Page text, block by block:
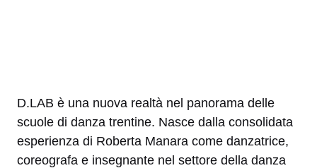
D.LAB è una nuova realtà nel panorama delle
scuole di danza trentine. Nasce dalla consolidata
esperienza di Roberta Manara come danzatrice,
coreografa e insegnante nel settore della danza